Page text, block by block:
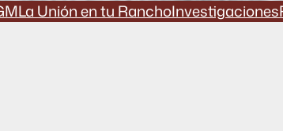
La Unión en tu RanchoInvestigaciones